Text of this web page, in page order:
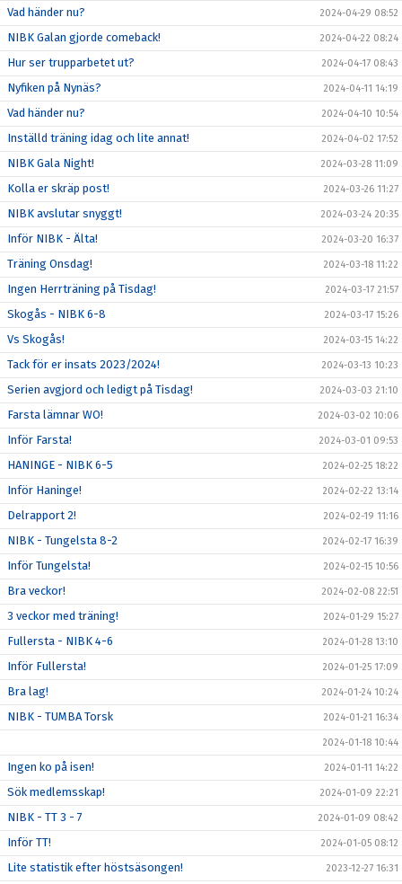
Vad händer nu? 2024-04-29 08:52
NIBK Galan gjorde comeback! 2024-04-22 08:24
Hur ser trupparbetet ut? 2024-04-17 08:43
Nyfiken på Nynäs? 2024-04-11 14:19
Vad händer nu? 2024-04-10 10:54
Inställd träning idag och lite annat! 2024-04-02 17:52
NIBK Gala Night! 2024-03-28 11:09
Kolla er skräp post! 2024-03-26 11:27
NIBK avslutar snyggt! 2024-03-24 20:35
Inför NIBK - Älta! 2024-03-20 16:37
Träning Onsdag! 2024-03-18 11:22
Ingen Herrträning på Tisdag! 2024-03-17 21:57
Skogås - NIBK 6-8 2024-03-17 15:26
Vs Skogås! 2024-03-15 14:22
Tack för er insats 2023/2024! 2024-03-13 10:23
Serien avgjord och ledigt på Tisdag! 2024-03-03 21:10
Farsta lämnar WO! 2024-03-02 10:06
Inför Farsta! 2024-03-01 09:53
HANINGE - NIBK 6-5 2024-02-25 18:22
Inför Haninge! 2024-02-22 13:14
Delrapport 2! 2024-02-19 11:16
NIBK - Tungelsta 8-2 2024-02-17 16:39
Inför Tungelsta! 2024-02-15 10:56
Bra veckor! 2024-02-08 22:51
3 veckor med träning! 2024-01-29 15:27
Fullersta - NIBK 4-6 2024-01-28 13:10
Inför Fullersta! 2024-01-25 17:09
Bra lag! 2024-01-24 10:24
NIBK - TUMBA Torsk 2024-01-21 16:34
2024-01-18 10:44
Ingen ko på isen! 2024-01-11 14:22
Sök medlemsskap! 2024-01-09 22:21
NIBK - TT 3 - 7 2024-01-09 08:42
Inför TT! 2024-01-05 08:12
Lite statistik efter höstsäsongen! 2023-12-27 16:31